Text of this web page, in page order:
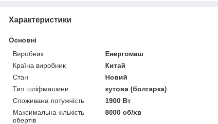
Характеристики
Основні
Виробник
Енергомаш
Країна виробник
Китай
Стан
Новий
Тип шліфмашини
кутова (болгарка)
Споживана потужність
1900 Вт
Максимальна кількість
обертів
8000 об/хв